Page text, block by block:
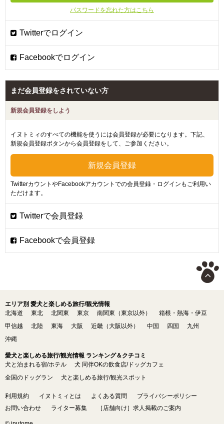
パスワードを忘れた方はこちら
まだ会員登録をされていない方
新規会員登録をしよう
イヌトミィのすべての機能を使うには会員登録が必要になります。下記、
新規会員登録ボタンから会員登録をして、ご参加ください。
TwitterカウントやFacebookアカウントでの会員登録・ログインもご利用い
ただけます。
エリア別 愛犬と楽しめる旅行/観光情報
北海道
東北 北関東 東京 南関東（東京以外）
箱根・熱海・伊豆
甲信越
北陸 東海 大阪 近畿（大阪以外） 中国 四国
九州
沖縄
愛犬と楽しめる旅行/観光情報 ランキング＆クチコミ
犬と泊まれる宿/ホテル
犬 同伴OKの飲食店/ドッグカフェ
全国のドッグラン
犬と楽しめる旅行/観光スポット
利用規約 イヌトミィとは よくある質問
プライバシーポリシー
お問い合わせ
ライター募集 ［店舗向け］求人掲載のご案内